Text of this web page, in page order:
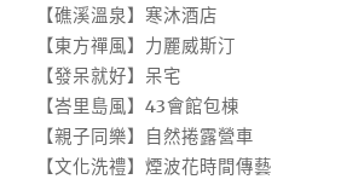
【礁溪溫泉】寒沐酒店
【東方禪風】力麗威斯汀
【發呆就好】呆宅
【峇里島風】43會館包棟
【親子同樂】自然捲露營車
【文化洗禮】煙波花時間傳藝